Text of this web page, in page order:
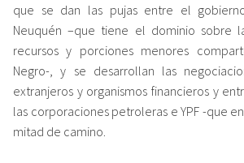
que se dan las pujas entre el
Neuquén –que tiene el dominio sobre
recursos y porciones menores
Negro-, y se desarrollan las
extranjeros y organismos financieros y
las corporaciones petroleras e YPF -que
mitad de camino.